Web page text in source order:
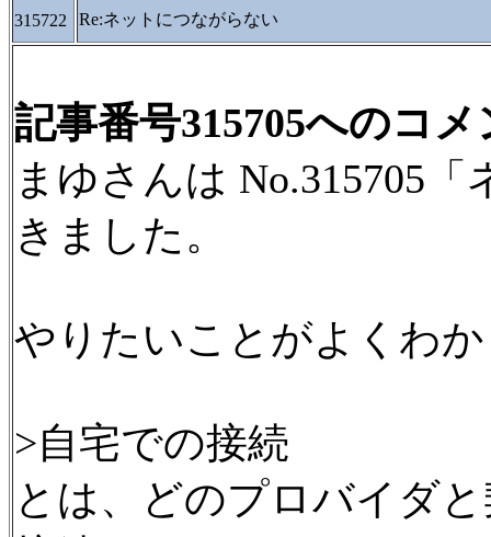
315722
Re:ネットにつながらない
記事番号315705へのコメ
まゆさんは No.315705
きました。
やりたいことがよくわ
>自宅での接続
とは、どのプロバイダ